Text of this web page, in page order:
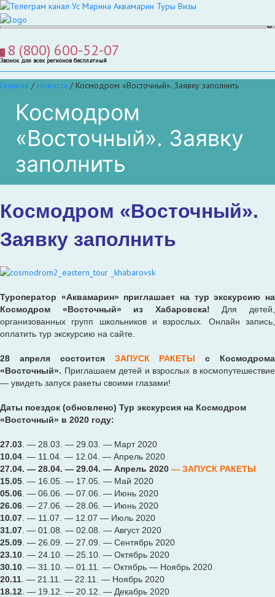
8 (800) 600-52-07
Звонок для всех регионов бесплатный
Главная / Новости / Космодром «Восточный». Заявку заполнить
Космодром
«Восточный». Заявку
заполнить
Космодром «Восточный».
Заявку заполнить
Туроператор «Аквамарин» приглашает на тур экскурсию на
Космодром «Восточный» из Хабаровска! Для детей,
организованных групп школьников и взрослых. Онлайн запись,
оплатить тур экскурсию на сайте.
28 апреля состоится ЗАПУСК РАКЕТЫ с Космодрома
«Восточный». Приглашаем детей и взрослых в космопутешествие
— увидеть запуск ракеты своими глазами!
Даты поездок (обновлено) Тур экскурсия на Космодром
«Восточный» в 2020 году:
27.03 . — 28.03. — 29.03. — Март 2020
10.04 . — 11.04. — 12.04. — Апрель 2020
27.04. — 28.04. — 29.04. — Апрель 2020 — ЗАПУСК РАКЕТЫ
15.05 . — 16.05. — 17.05. — Май 2020
05.06 . — 06.06. — 07.06. — Июнь 2020
26.06 . — 27.06. — 28.06. — Июнь 2020
10.07 . — 11.07. — 12.07 — Июль 2020
31.07 . — 01.08. — 02.08. — Август 2020
25.09 . — 26.09. — 27.09. — Сентябрь 2020
23.10 . — 24.10. — 25.10. — Октябрь 2020
30.10 . — 31.10. — 01.11. — Октябрь — Ноябрь 2020
20.11 . — 21.11. — 22.11. — Ноябрь 2020
18.12 . — 19.12. — 20.12. — Декабрь 2020